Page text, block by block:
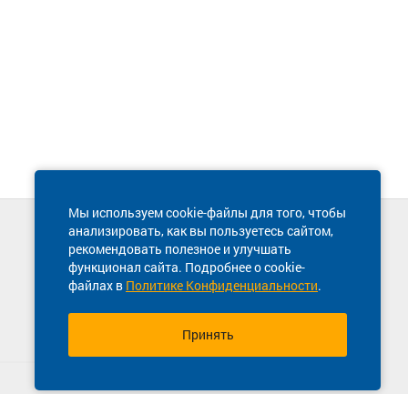
Мы используем cookie-файлы для того, чтобы
анализировать, как вы пользуетесь сайтом,
рекомендовать полезное и улучшать
функционал сайта. Подробнее о cookie-
файлах в Политике Конфиденциальности.
Принять
Техническая поддержка сайта
8 800 600-03-38